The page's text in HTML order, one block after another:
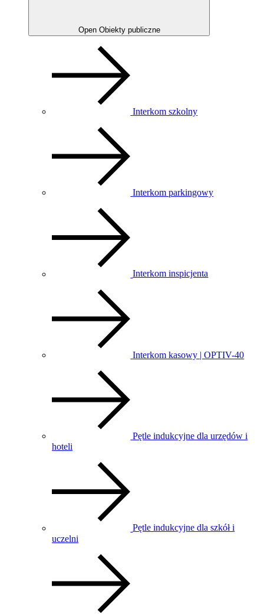
Open Obiekty publiczne
Interkom szkolny
Interkom parkingowy
Interkom inspicjenta
Interkom kasowy | OPTIV-40
Pętle indukcyjne dla urzędów i
hoteli
Pętle indukcyjne dla szkół i
uczelni